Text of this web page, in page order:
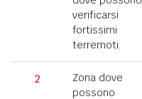
verificarsi
fortissimi
terremoti.
2
Zona dove
possono